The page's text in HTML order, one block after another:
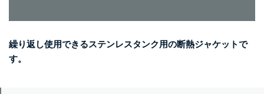
繰り返し使用できるステンレスタンク用の断熱ジャケットで
す。